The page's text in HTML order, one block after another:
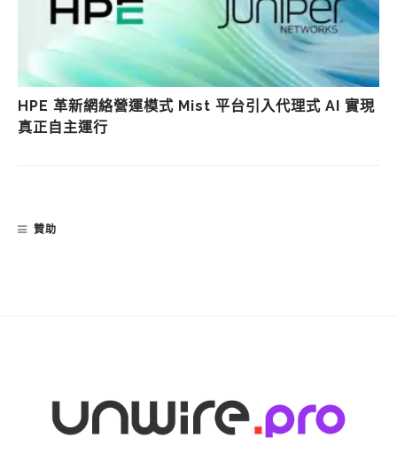
HPE 革新網絡營運模式 Mist 平台引入代理式 AI 實現
真正自主運行
贊助